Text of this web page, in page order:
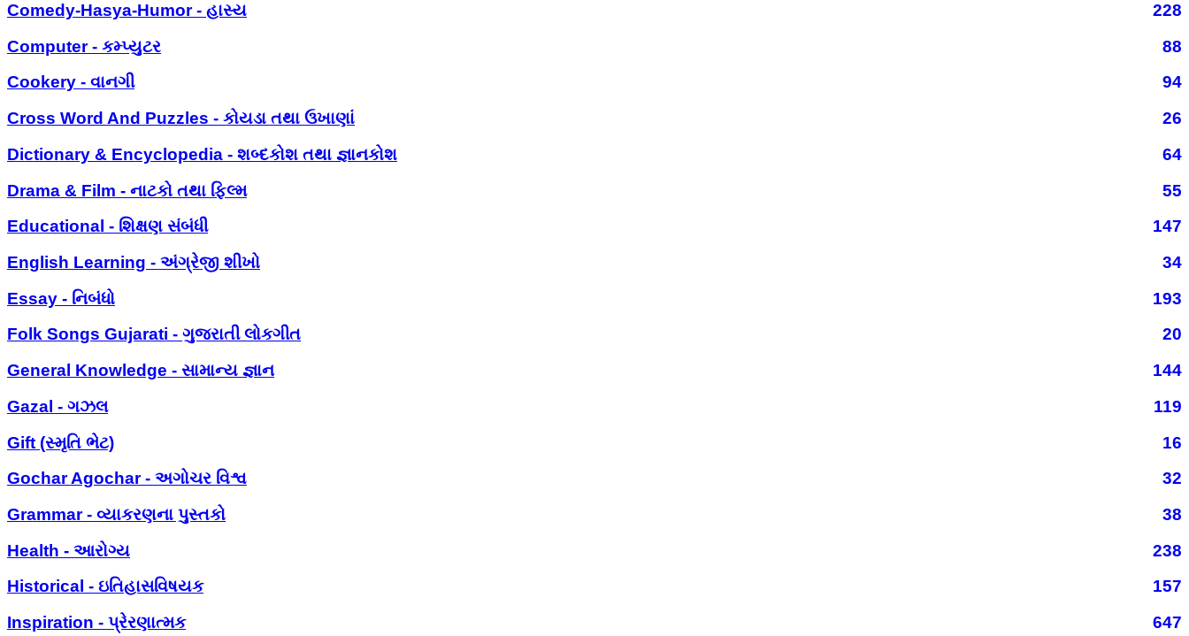
Comedy-Hasya-Humor - હાસ્ય
228
Computer - કમ્પ્યુટર
88
Cookery - વાનગી
94
Cross Word And Puzzles - કોયડા તથા ઉખાણાં
26
Dictionary & Encyclopedia - શબ્દકોશ તથા જ્ઞાનકોશ
64
Drama & Film - નાટકો તથા ફિલ્મ
55
Educational - શિક્ષણ સંબંધી
147
English Learning - અંગ્રેજી શીખો
34
Essay - નિબંધો
193
Folk Songs Gujarati - ગુજરાતી લોકગીત
20
General Knowledge - સામાન્ય જ્ઞાન
144
Gazal - ગઝલ
119
Gift (સ્મૃતિ ભેટ)
16
Gochar Agochar - અગોચર વિશ્વ
32
Grammar - વ્યાકરણના પુસ્તકો
38
Health - આરોગ્ય
238
Historical - ઇતિહાસવિષયક
157
Inspiration - પ્રેરણાત્મક
647